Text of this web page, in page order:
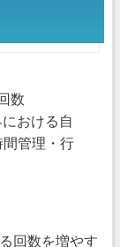
数
おける自
管理・行
回数を増やす